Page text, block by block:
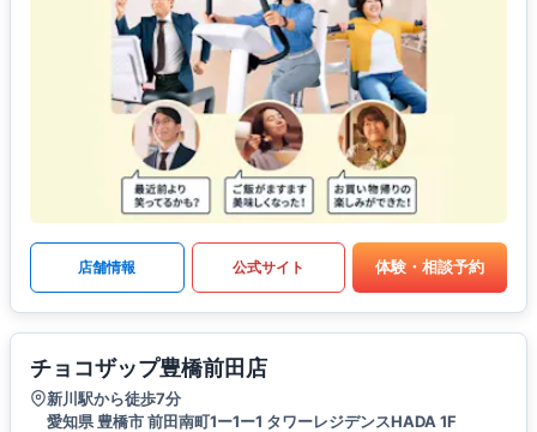
店舗情報 公式サイト 体験・相談予約
チョコザップ豊橋前田店
新川駅から徒歩7分
愛知県 豊橋市 前田南町1ー1ー1 タワーレジデンスHADA 1F